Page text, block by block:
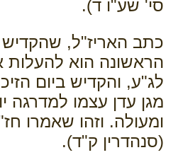
סי' שע"ו ד).
כתב האריז"ל,
הראשונה הוא להעלות
לג"ע, והקדיש ביום
מגן עדן עצמו למדרגה
ומעולה. וזהו שאמרו
(סנהדרין ק"ד).